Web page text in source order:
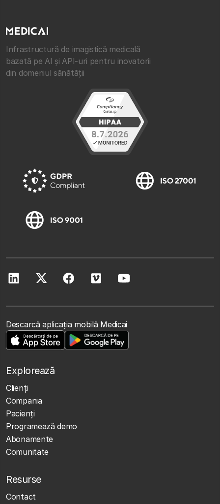
Infrastructură de imagistică medicală
bazată pe AI și API-uri pentru inovatorii
din domeniul sănătății
Descarcă aplicația mobilă Medicai
Explorează
Clienţi
Compania
Pacienți
Programează demo
Abonamente
Comunitate
Resurse
Contact